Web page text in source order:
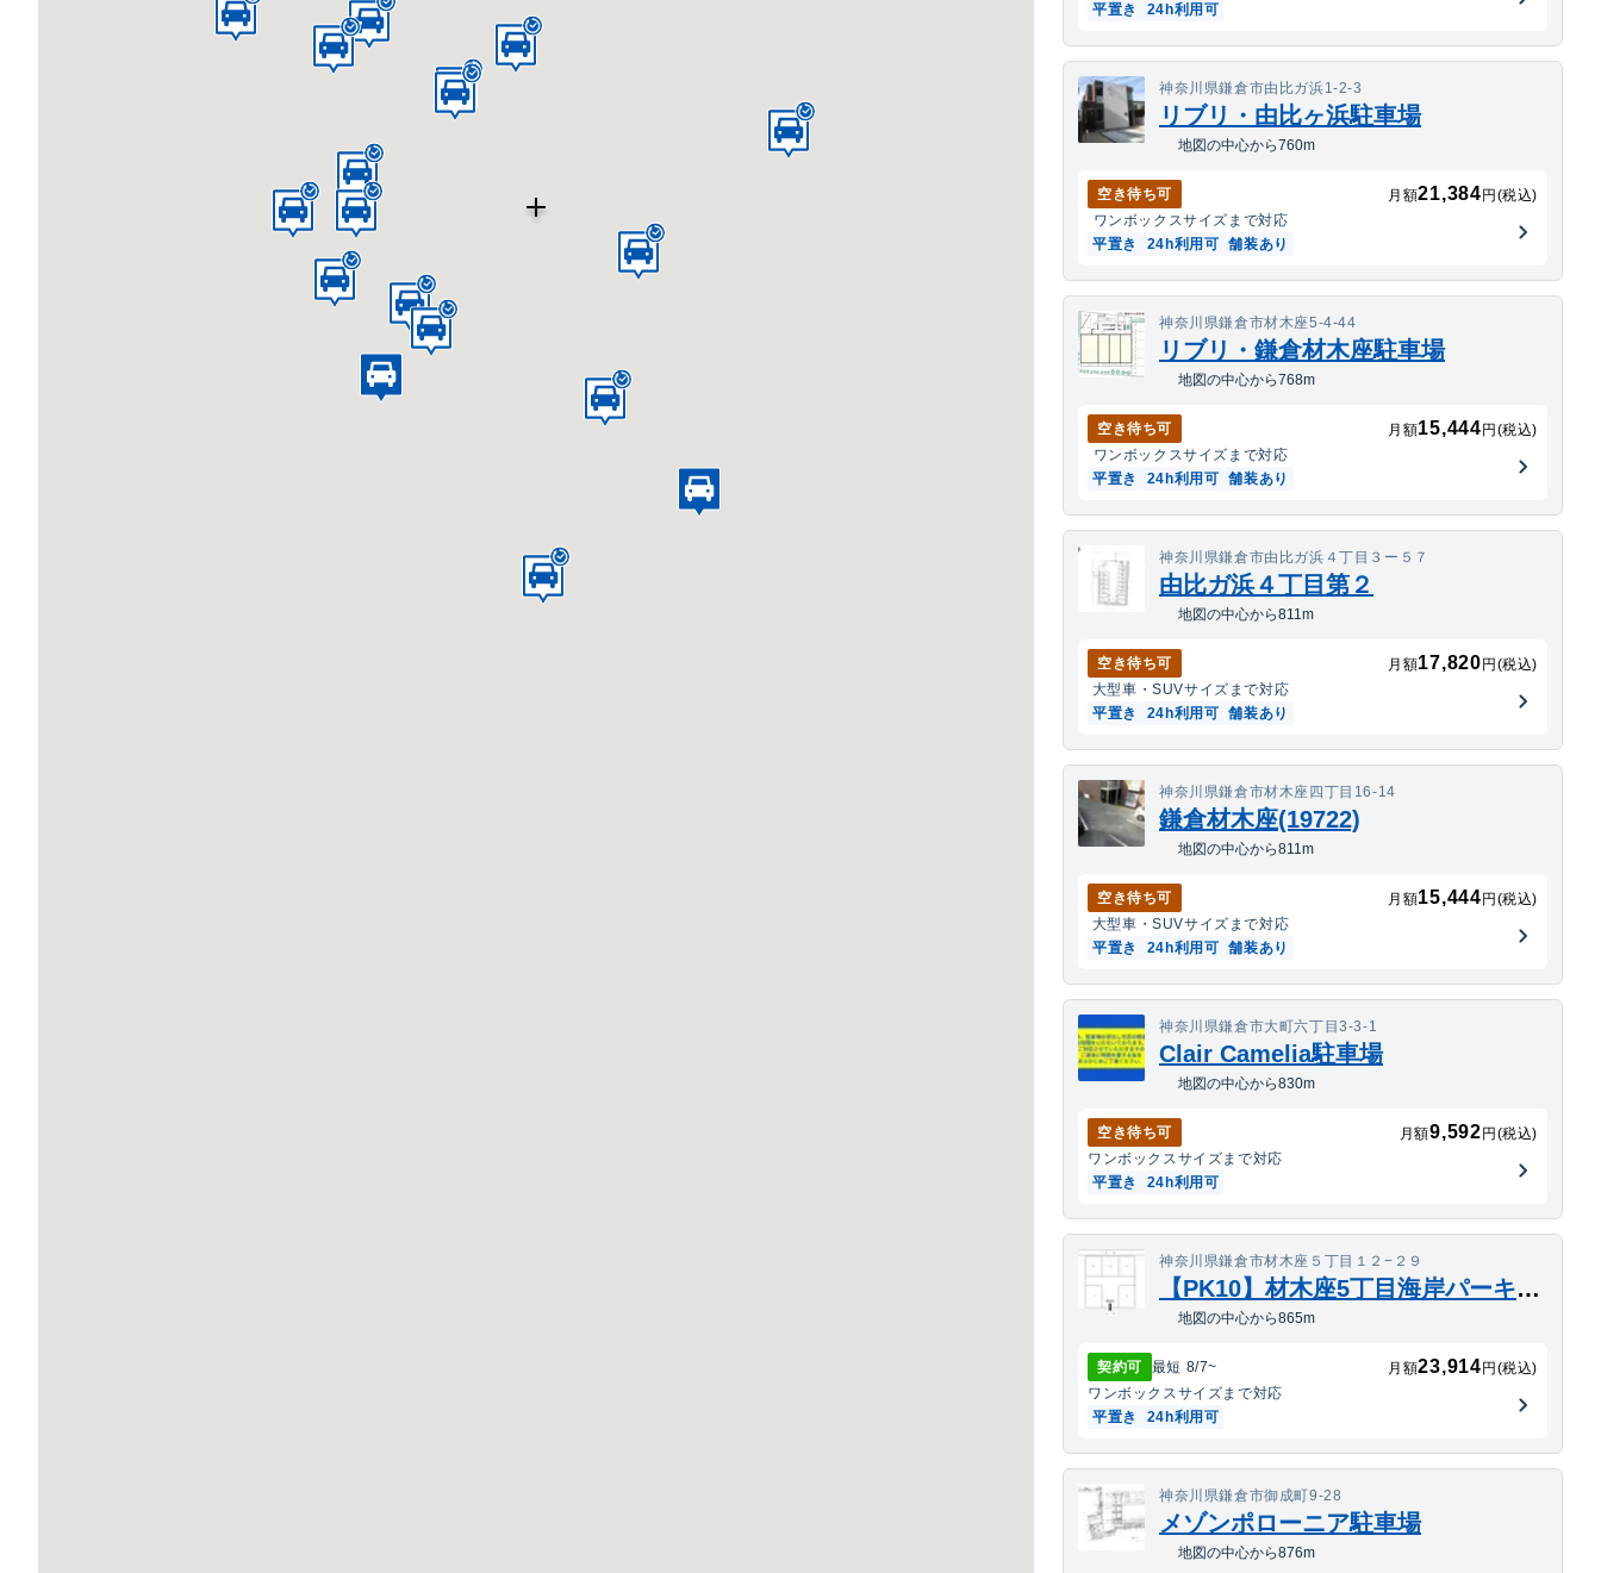
平置き
24h利用可
神奈川県鎌倉市由比ガ浜1-2-3
リブリ・由比ヶ浜駐車場
地図の中心から760m
空き待ち可 月額21,384 円(税込)
ワンボックスサイズまで対応
平置き
24h利用可 舗装あり
神奈川県鎌倉市材木座5-4-44
リブリ・鎌倉材木座駐車場
地図の中心から768m
空き待ち可 月額15,444 円(税込)
ワンボックスサイズまで対応
平置き
24h利用可 舗装あり
神奈川県鎌倉市由比ガ浜４丁目３ー５７
由比ガ浜４丁目第２
地図の中心から811m
空き待ち可 月額17,820 円(税込)
大型車・SUVサイズまで対応
平置き
24h利用可 舗装あり
神奈川県鎌倉市材木座四丁目16-14
鎌倉材木座(19722)
地図の中心から811m
空き待ち可 月額15,444 円(税込)
大型車・SUVサイズまで対応
平置き
24h利用可 舗装あり
神奈川県鎌倉市大町六丁目3-3-1
Clair Camelia駐車場
地図の中心から830m
空き待ち可 月額9,592 円(税込)
ワンボックスサイズまで対応
平置き
24h利用可
神奈川県鎌倉市材木座５丁目１２−２９
【PK10】材木座5丁目海岸パーキング
地図の中心から865m
契約可 最短 8/7~ 月額23,914 円(税込)
ワンボックスサイズまで対応
平置き
24h利用可
神奈川県鎌倉市御成町9-28
メゾンポローニア駐車場
地図の中心から876m